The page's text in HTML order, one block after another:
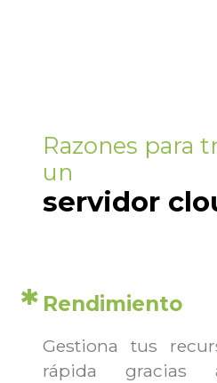
Razones para
un
servidor
Rendimiento
Gestiona tus
rápida